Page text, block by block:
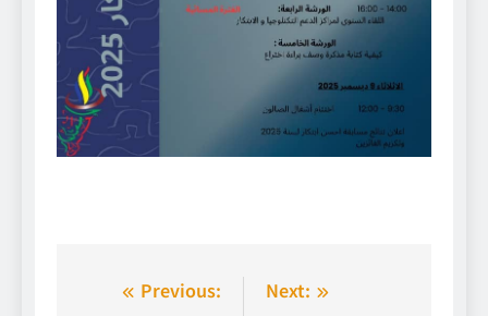
Navigation
Previous:
Next: